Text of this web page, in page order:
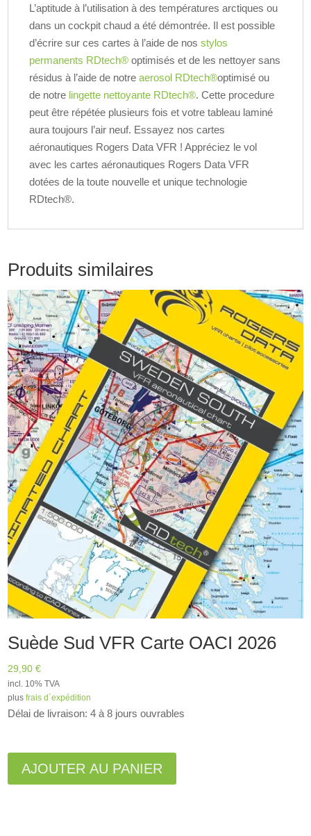
L’aptitude à l’utilisation à des températures arctiques ou
dans un cockpit chaud a été démontrée. Il est possible
d’écrire sur ces cartes à l’aide de nosstylos
permanents RDtech® optimisés et de les nettoyer sans
résidus à l’aide de notreaerosol RDtech®optimisé ou
de notre lingette nettoyante RDtech®. Cette procedure
peut être répétée plusieurs fois et votre tableau laminé
aura toujours l’air neuf. Essayez nos cartes
aéronautiques Rogers Data VFR ! Appréciez le vol
avec les cartes aéronautiques Rogers Data VFR
dotées de la toute nouvelle et unique technologie
RDtech®.
Produits similaires
Suède Sud VFR Carte OACI 2026
29,90€
incl. 10% TVA
plusfrais d´expédition
Délai de livraison: 4 à 8 jours ouvrables
AJOUTER AU PANIER